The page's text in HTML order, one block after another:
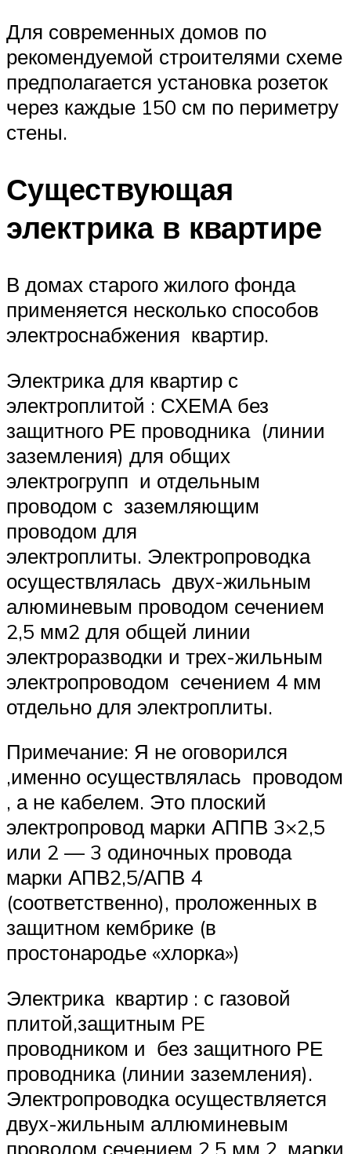
Для современных домов по
рекомендуемой строителями схеме
предполагается установка розеток
через каждые 150 см по периметру
стены.
Существующая
электрика в квартире
В домах старого жилого фонда
применяется несколько способов
электроснабжения квартир.
Электрика для квартир с
электроплитой : СХЕМА без
защитного РЕ проводника (линии
заземления) для общих
электрогрупп и отдельным
проводом с заземляющим
проводом для
электроплиты. Электропроводка
осуществлялась двух-жильным
алюминевым проводом сечением
2,5 мм2 для общей линии
электроразводки и трех-жильным
электропроводом сечением 4 мм
отдельно для электроплиты.
Примечание: Я не оговорился
,именно осуществлялась проводом
, а не кабелем. Это плоский
электропровод марки АППВ 3×2,5
или 2 — 3 одиночных провода
марки АПВ2,5/АПВ 4
(соответственно), проложенных в
защитном кембрике (в
простонародье «хлорка»)
Электрика квартир : с газовой
плитой,защитным PE
проводником и без защитного РЕ
проводника (линии заземления).
Электропроводка осуществляется
двух-жильным аллюминевым
проводом сечением 2,5 мм 2, марки